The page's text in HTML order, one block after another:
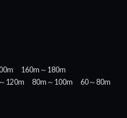
160m～180m
120m 80m～100m
60～80m